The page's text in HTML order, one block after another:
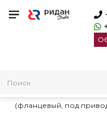
(фланцевый, под